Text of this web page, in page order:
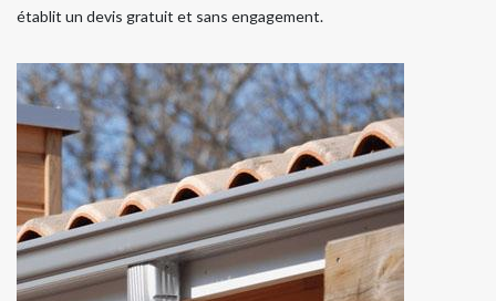
établit un devis gratuit et sans engagement.